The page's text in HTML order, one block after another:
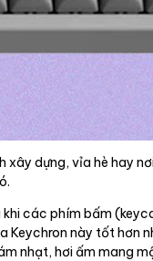
dựng, vỉa hè hay
các phím bấm
này tốt hơn
nhạt, hơi ấm mang